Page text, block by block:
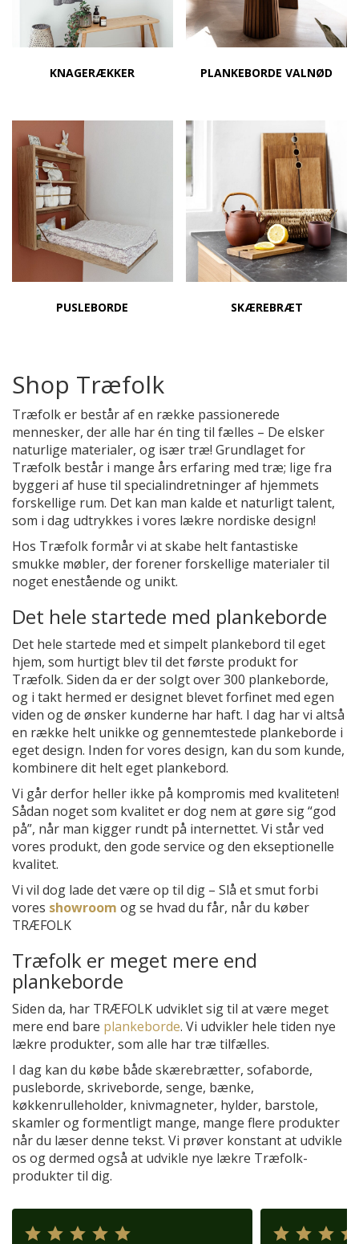
KNAGERÆKKER PLANKEBORDE VALNØD
PUSLEBORDE SKÆREBRÆT
Shop Træfolk
Træfolk er består af en række passionerede
mennesker, der alle har én ting til fælles – De elsker
naturlige materialer, og især træ! Grundlaget for
Træfolk består i mange års erfaring med træ; lige fra
byggeri af huse til specialindretninger af hjemmets
forskellige rum. Det kan man kalde et naturligt talent,
som i dag udtrykkes i vores lækre nordiske design!
Hos Træfolk formår vi at skabe helt fantastiske
smukke møbler, der forener forskellige materialer til
noget enestående og unikt.
Det hele startede med plankeborde
Det hele startede med et simpelt plankebord til eget
hjem, som hurtigt blev til det første produkt for
Træfolk. Siden da er der solgt over 300 plankeborde,
og i takt hermed er designet blevet forfinet med egen
viden og de ønsker kunderne har haft. I dag har vi altså
en række helt unikke og gennemtestede plankeborde i
eget design. Inden for vores design, kan du som kunde,
kombinere dit helt eget plankebord.
Vi går derfor heller ikke på kompromis med kvaliteten!
Sådan noget som kvalitet er dog nem at gøre sig “god
på”, når man kigger rundt på internettet. Vi står ved
vores produkt, den gode service og den ekseptionelle
kvalitet.
Vi vil dog lade det være op til dig – Slå et smut forbi
vores showroom og se hvad du får, når du køber
TRÆFOLK
Træfolk er meget mere end
plankeborde
Siden da, har TRÆFOLK udviklet sig til at være meget
mere end bare plankeborde. Vi udvikler hele tiden nye
lækre produkter, som alle har træ tilfælles.
I dag kan du købe både skærebrætter, sofaborde,
pusleborde, skriveborde, senge, bænke,
køkkenrulleholder, knivmagneter, hylder, barstole,
skamler og formentligt mange, mange flere produkter
når du læser denne tekst. Vi prøver konstant at udvikle
os og dermed også at udvikle nye lækre Træfolk-
produkter til dig.